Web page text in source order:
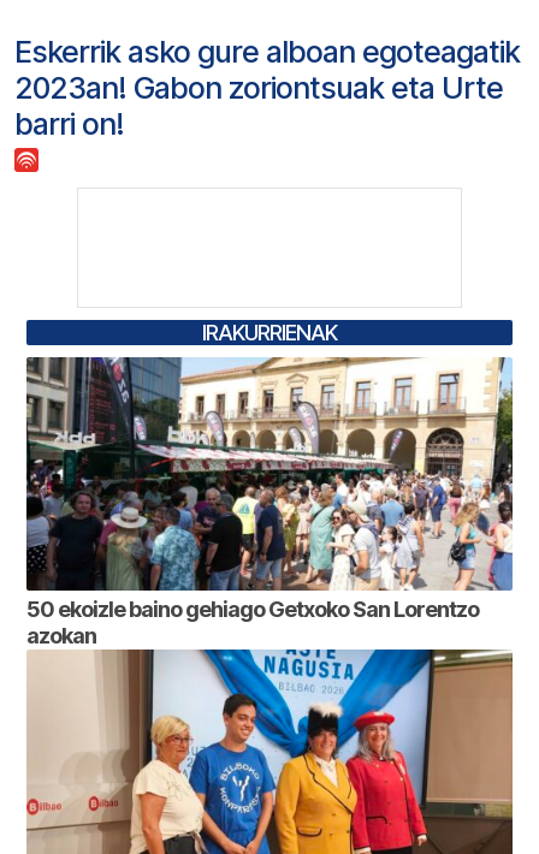
Eskerrik asko gure alboan egoteagatik
2023an! Gabon zoriontsuak eta Urte
barri on!
IRAKURRIENAK
50 ekoizle baino gehiago Getxoko San Lorentzo
azokan